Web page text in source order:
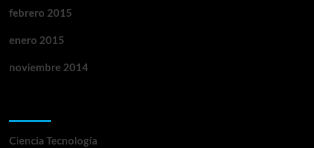
febrero 2015
enero 2015
noviembre 2014
Ciencia Tecnología